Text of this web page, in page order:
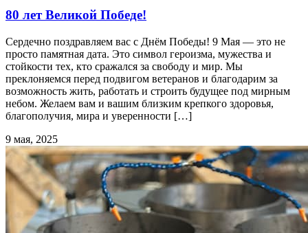
80 лет Великой Победе!
Сердечно поздравляем вас с Днём Победы! 9 Мая — это не
просто памятная дата. Это символ героизма, мужества и
стойкости тех, кто сражался за свободу и мир. Мы
преклоняемся перед подвигом ветеранов и благодарим за
возможность жить, работать и строить будущее под мирным
небом. Желаем вам и вашим близким крепкого здоровья,
благополучия, мира и уверенности […]
9 мая, 2025